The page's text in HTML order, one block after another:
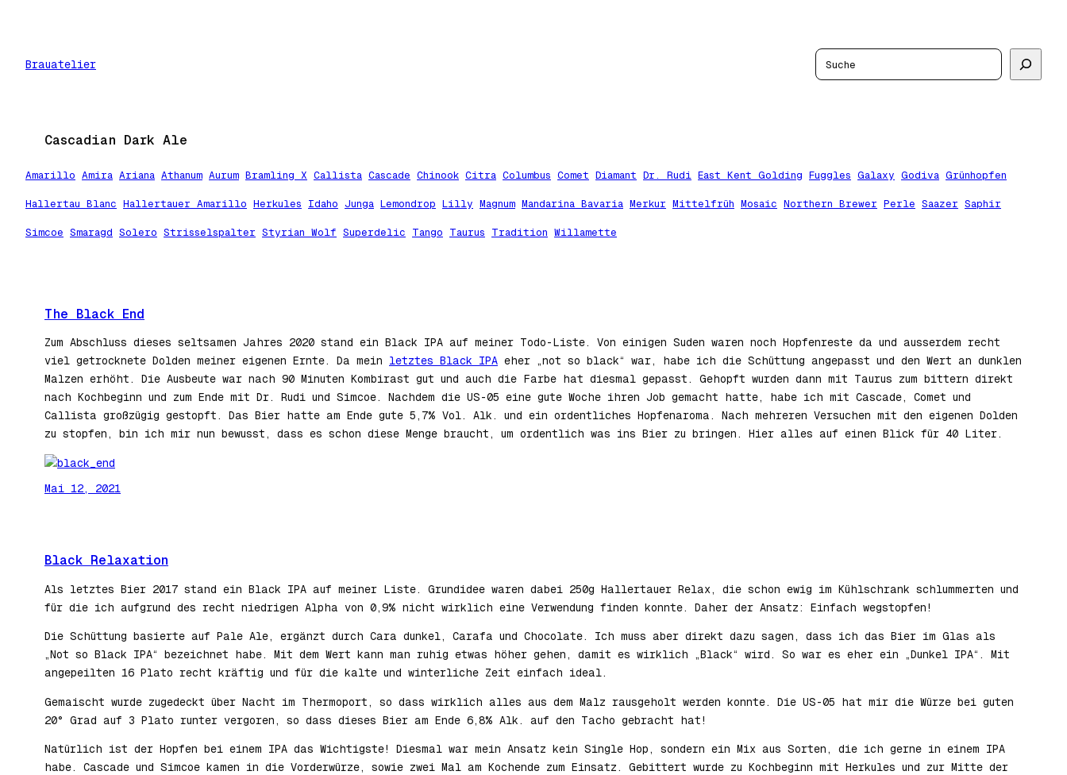
Brauatelier
Suchen
Cascadian Dark Ale
Amarillo Amira Ariana Athanum Aurum Bramling X Callista Cascade Chinook Citra Columbus Comet Diamant Dr. Rudi East Kent Golding Fuggles Galaxy Godiva Grünhopfen
Hallertau Blanc Hallertauer Amarillo Herkules Idaho Junga Lemondrop Lilly Magnum Mandarina Bavaria Merkur Mittelfrüh Mosaic Northern Brewer Perle Saazer Saphir
Simcoe Smaragd Solero Strisselspalter Styrian Wolf Superdelic Tango Taurus Tradition Willamette
The Black End
Zum Abschluss dieses seltsamen Jahres 2020 stand ein Black IPA auf meiner Todo-Liste. Von einigen Suden waren noch Hopfenreste da und ausserdem recht
viel getrocknete Dolden meiner eigenen Ernte. Da mein letztes Black IPA eher „not so black“ war, habe ich die Schüttung angepasst und den Wert an dunklen
Malzen erhöht. Die Ausbeute war nach 90 Minuten Kombirast gut und auch die Farbe hat diesmal gepasst. Gehopft wurden dann mit Taurus zum bittern direkt
nach Kochbeginn und zum Ende mit Dr. Rudi und Simcoe. Nachdem die US-05 eine gute Woche ihren Job gemacht hatte, habe ich mit Cascade, Comet und
Callista großzügig gestopft. Das Bier hatte am Ende gute 5,7% Vol. Alk. und ein ordentliches Hopfenaroma. Nach mehreren Versuchen mit den eigenen Dolden
zu stopfen, bin ich mir nun bewusst, dass es schon diese Menge braucht, um ordentlich was ins Bier zu bringen. Hier alles auf einen Blick für 40 Liter.
Mai 12, 2021
Black Relaxation
Als letztes Bier 2017 stand ein Black IPA auf meiner Liste. Grundidee waren dabei 250g Hallertauer Relax, die schon ewig im Kühlschrank schlummerten und
für die ich aufgrund des recht niedrigen Alpha von 0,9% nicht wirklich eine Verwendung finden konnte. Daher der Ansatz: Einfach wegstopfen!
Die Schüttung basierte auf Pale Ale, ergänzt durch Cara dunkel, Carafa und Chocolate. Ich muss aber direkt dazu sagen, dass ich das Bier im Glas als
„Not so Black IPA“ bezeichnet habe. Mit dem Wert kann man ruhig etwas höher gehen, damit es wirklich „Black“ wird. So war es eher ein „Dunkel IPA“. Mit
angepeilten 16 Plato recht kräftig und für die kalte und winterliche Zeit einfach ideal.
Gemaischt wurde zugedeckt über Nacht im Thermoport, so dass wirklich alles aus dem Malz rausgeholt werden konnte. Die US-05 hat mir die Würze bei guten
20° Grad auf 3 Plato runter vergoren, so dass dieses Bier am Ende 6,8% Alk. auf den Tacho gebracht hat!
Natürlich ist der Hopfen bei einem IPA das Wichtigste! Diesmal war mein Ansatz kein Single Hop, sondern ein Mix aus Sorten, die ich gerne in einem IPA
habe. Cascade und Simcoe kamen in die Vorderwürze, sowie zwei Mal am Kochende zum Einsatz. Gebittert wurde zu Kochbeginn mit Herkules und zur Mitte der